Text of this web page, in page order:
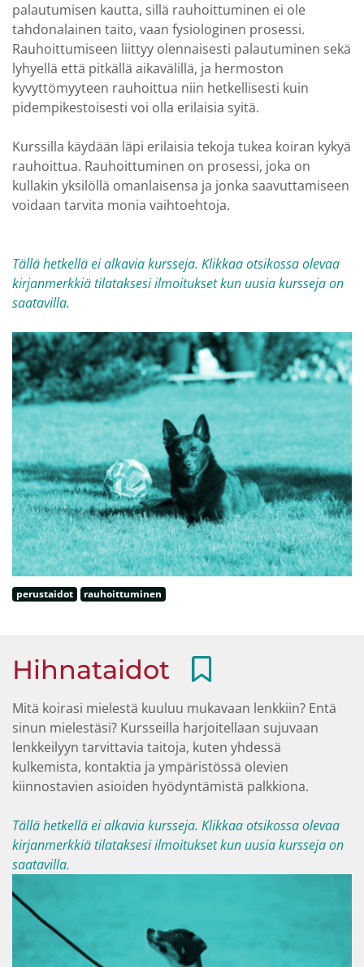
palautumisen kautta, sillä rauhoittuminen ei ole
tahdonalainen taito, vaan fysiologinen prosessi.
Rauhoittumiseen liittyy olennaisesti palautuminen sekä
lyhyellä että pitkällä aikavälillä, ja hermoston
kyvyttömyyteen rauhoittua niin hetkellisesti kuin
pidempikestoisesti voi olla erilaisia syitä.
Kurssilla käydään läpi erilaisia tekoja tukea koiran kykyä
rauhoittua. Rauhoittuminen on prosessi, joka on
kullakin yksilöllä omanlaisensa ja jonka saavuttamiseen
voidaan tarvita monia vaihtoehtoja.
Tällä hetkellä ei alkavia kursseja. Klikkaa otsikossa olevaa
kirjanmerkkiä tilataksesi ilmoitukset kun uusia kursseja on
saatavilla.
perustaidot rauhoittuminen
Hihnataidot
Mitä koirasi mielestä kuuluu mukavaan lenkkiin? Entä
sinun mielestäsi? Kursseilla harjoitellaan sujuvaan
lenkkeilyyn tarvittavia taitoja, kuten yhdessä
kulkemista, kontaktia ja ympäristössä olevien
kiinnostavien asioiden hyödyntämistä palkkiona.
Tällä hetkellä ei alkavia kursseja. Klikkaa otsikossa olevaa
kirjanmerkkiä tilataksesi ilmoitukset kun uusia kursseja on
saatavilla.